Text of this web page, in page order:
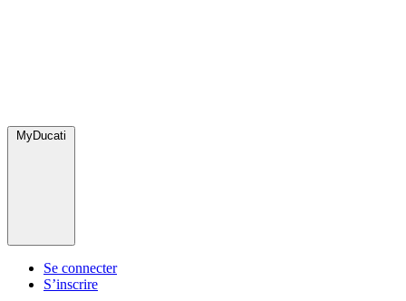
MyDucati
Se connecter
S’inscrire